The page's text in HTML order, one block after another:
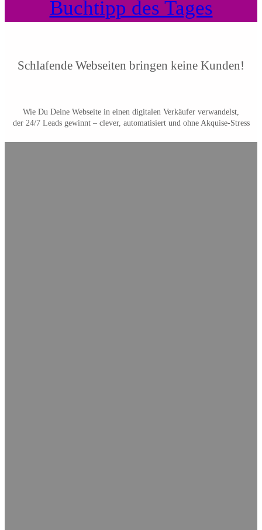
Buchtipp des Tages
Schlafende Webseiten bringen keine Kunden!
Wie Du Deine Webseite in einen digitalen Verkäufer verwandelst,
der 24/7 Leads gewinnt – clever, automatisiert und ohne Akquise-Stress